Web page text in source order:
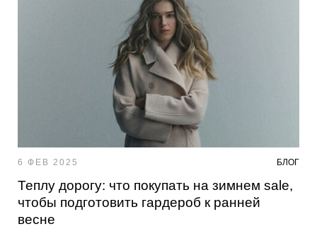
6 ФЕВ 2025 БЛОГ
Теплу дорогу: что покупать на зимнем sale,
чтобы подготовить гардероб к ранней
весне